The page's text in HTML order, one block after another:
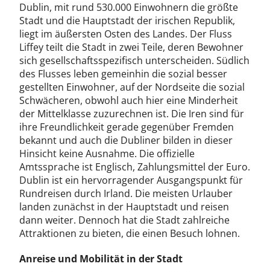
Dublin, mit rund 530.000 Einwohnern die größte
Stadt und die Hauptstadt der irischen Republik,
liegt im äußersten Osten des Landes. Der Fluss
Liffey teilt die Stadt in zwei Teile, deren Bewohner
sich gesellschaftsspezifisch unterscheiden. Südlich
des Flusses leben gemeinhin die sozial besser
gestellten Einwohner, auf der Nordseite die sozial
Schwächeren, obwohl auch hier eine Minderheit
der Mittelklasse zuzurechnen ist. Die Iren sind für
ihre Freundlichkeit gerade gegenüber Fremden
bekannt und auch die Dubliner bilden in dieser
Hinsicht keine Ausnahme. Die offizielle
Amtssprache ist Englisch, Zahlungsmittel der Euro.
Dublin ist ein hervorragender Ausgangspunkt für
Rundreisen durch Irland. Die meisten Urlauber
landen zunächst in der Hauptstadt und reisen
dann weiter. Dennoch hat die Stadt zahlreiche
Attraktionen zu bieten, die einen Besuch lohnen.
Anreise und Mobilität in der Stadt